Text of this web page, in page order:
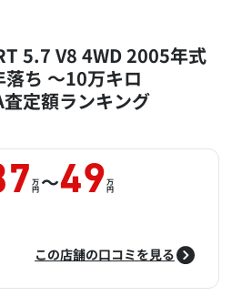
5.7 V8 4WD 2005年式
ち ～10万キロ
定額ランキング
万
円 ～49万
円
この店舗の口コミを見る